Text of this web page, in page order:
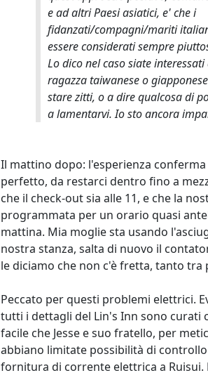
e ad altri Paesi asiatici, e' che i
fidanzati/compagni/mariti
essere considerati sempre
Lo dico nel caso siate
ragazza taiwanese o
stare zitti, o a dire qualcosa di
a lamentarvi. Io sto ancora
Il mattino dopo: l'esperienza
perfetto, da restarci dentro fino a
che il check-out sia alle 11, e che la
programmata per un orario quasi
mattina. Mia moglie sta usando
nostra stanza, salta di nuovo il
le diciamo che non c'è fretta, tanto tra
Peccato per questi problemi elettrici.
tutti i dettagli del Lin's Inn sono curati
facile che Jesse e suo fratello, per
abbiano limitate possibilità di
fornitura di corrente elettrica a Ruisui.